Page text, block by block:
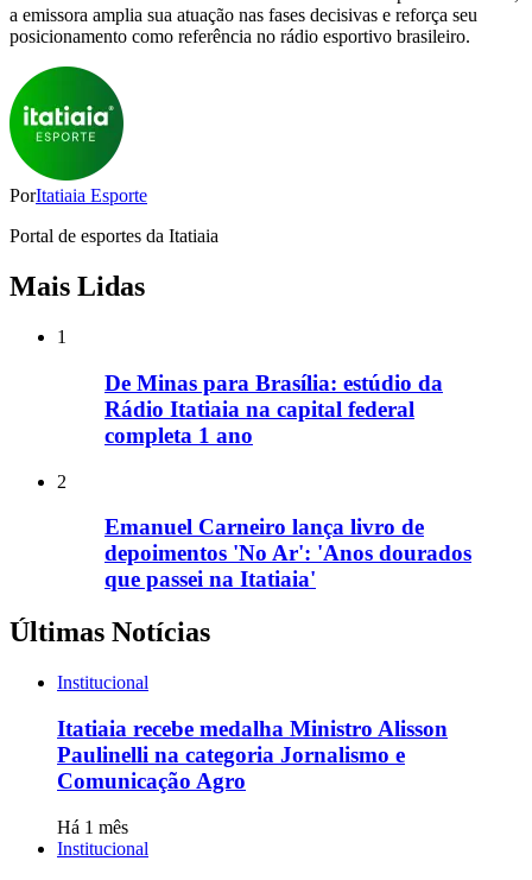
a emissora amplia sua atuação nas fases decisivas e reforça seu
posicionamento como referência no rádio esportivo brasileiro.
PorItatiaia Esporte
Portal de esportes da Itatiaia
Mais Lidas
1
De Minas para Brasília: estúdio da
Rádio Itatiaia na capital federal
completa 1 ano
2
Emanuel Carneiro lança livro de
depoimentos 'No Ar': 'Anos dourados
que passei na Itatiaia'
Últimas Notícias
Institucional
Itatiaia recebe medalha Ministro Alisson
Paulinelli na categoria Jornalismo e
Comunicação Agro
Há 1 mês
Institucional